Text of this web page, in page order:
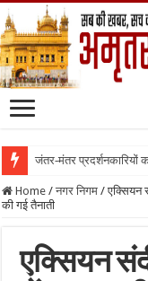
जंतर-मंतर प्रदर्शनकारियों
Home / नगर निगम / एक्सियन
की गई तैनाती
एक्सियन